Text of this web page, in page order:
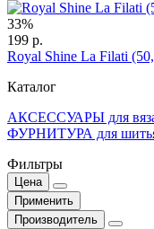
33%
199 р.
Royal Shine La Filati
Каталог
АКСЕССУАРЫ для
ФУРНИТУРА для шитья
Фильтры
Цена
Применить
Производитель